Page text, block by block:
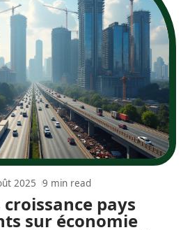
pays
sur économie
2025 9 min read